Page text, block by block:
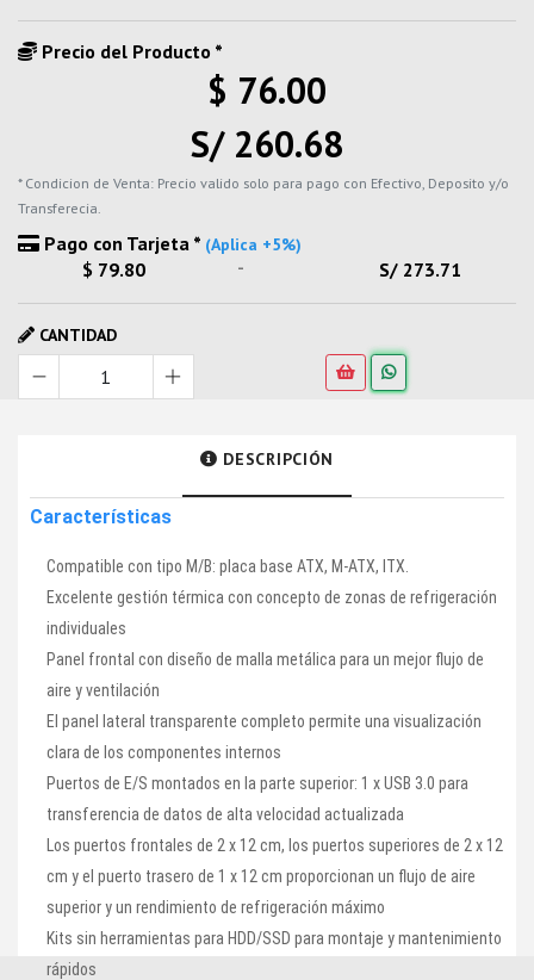
Precio del Producto *
$ 76.00
S/ 260.68
* Condicion de Venta: Precio valido solo para pago con Efectivo, Deposito y/o
Transferecia.
Pago con Tarjeta * (Aplica +5%)
$ 79.80 - S/ 273.71
CANTIDAD
DESCRIPCIÓN
Características
Compatible con tipo M/B: placa base ATX, M-ATX, ITX.
Excelente gestión térmica con concepto de zonas de refrigeración
individuales
Panel frontal con diseño de malla metálica para un mejor flujo de
aire y ventilación
El panel lateral transparente completo permite una visualización
clara de los componentes internos
Puertos de E/S montados en la parte superior: 1 x USB 3.0 para
transferencia de datos de alta velocidad actualizada
Los puertos frontales de 2 x 12 cm, los puertos superiores de 2 x 12
cm y el puerto trasero de 1 x 12 cm proporcionan un flujo de aire
superior y un rendimiento de refrigeración máximo
Kits sin herramientas para HDD/SSD para montaje y mantenimiento
rápidos